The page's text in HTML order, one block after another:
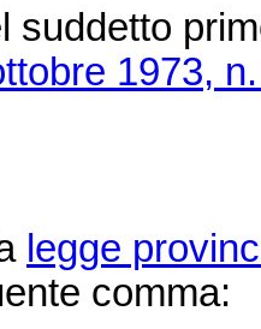
1973,
legge
comma: